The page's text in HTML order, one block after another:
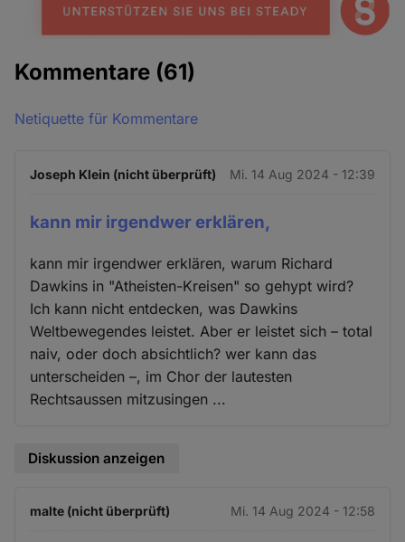
Kommentare (61)
Netiquette für Kommentare
Joseph Klein (nicht überprüft) Mi. 14 Aug 2024 - 12:39
kann mir irgendwer erklären,
kann mir irgendwer erklären, warum Richard
Dawkins in "Atheisten-Kreisen" so gehypt wird?
Ich kann nicht entdecken, was Dawkins
Weltbewegendes leistet. Aber er leistet sich – total
naiv, oder doch absichtlich? wer kann das
unterscheiden –, im Chor der lautesten
Rechtsaussen mitzusingen ...
Diskussion anzeigen
malte (nicht überprüft) Mi. 14 Aug 2024 - 12:58